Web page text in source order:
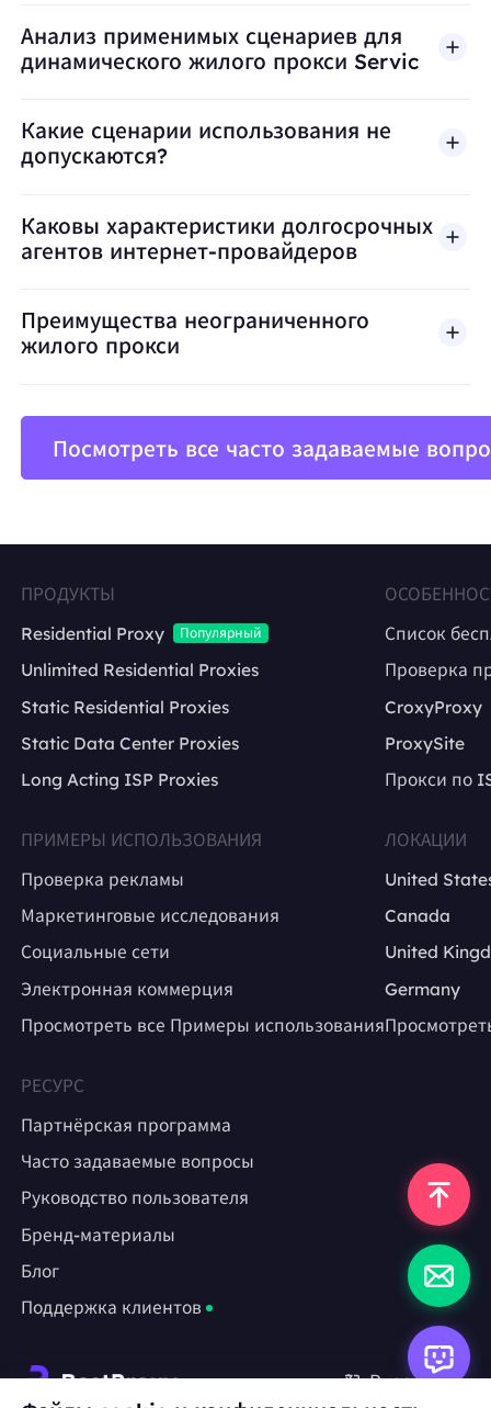
Анализ применимых сценариев для
динамического жилого прокси Servic
Какие сценарии использования не
допускаются?
BestProxy не поддерживает мошенничество,
Каковы характеристики долгосрочных
агентов интернет-провайдеров
Преимущества неограниченного
жилого прокси
Посмотреть все часто задаваемые
ПРОДУКТЫ
Residential Proxy
Популярный
Unlimited Residential Proxies
Static Residential Proxies
Static Data Center Proxies
Long Acting ISP Proxies
Список
Проверка
CroxyProxy
ProxySite
Прокси по
ПРИМЕРЫ ИСПОЛЬЗОВАНИЯ
Проверка рекламы
Маркетинговые исследования
Социальные сети
Электронная коммерция
Просмотреть все Примеры использования
ЛОКАЦИИ
United
Canada
United
Germany
РЕСУРС
Партнёрская программа
Часто задаваемые вопросы
Руководство пользователя
Бренд-материалы
Блог
Поддержка клиентов
Русский